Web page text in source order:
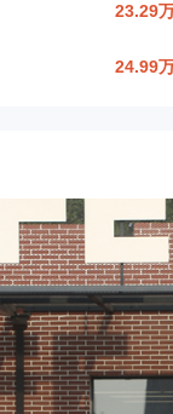
23.29
24.99